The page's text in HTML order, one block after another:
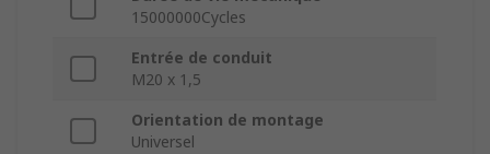
15000000Cycles
Entrée de conduit
M20 x 1,5
Orientation de montage
Universel